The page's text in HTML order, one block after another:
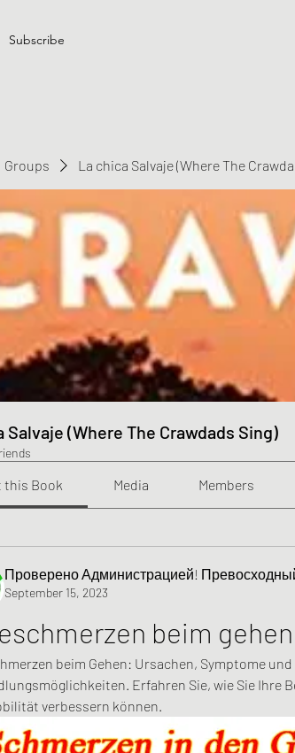
Subscribe
Groups La chica Salvaje (Where The
Salvaje (Where The Crawdads Sing)
this Book Media Members
Проверено Администрацией!
September 15, 2023
beim gehen
beim Gehen: Ursachen, Symptome und
Erfahren Sie, wie Sie Ihre
verbessern können.